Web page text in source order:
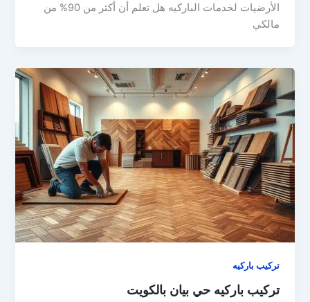
الأرضيات لخدمات الباركيه هل تعلم أن أكثر من 90% من
مالكي
تركيب باركيه
تركيب باركيه حي بيان بالكويت